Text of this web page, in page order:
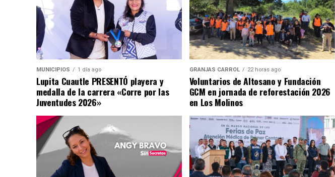
MUNICIPIOS 1 día ago
Lupita Cuautle PRESENTÓ playera y
medalla de la carrera «Corre por las
Juventudes 2026»
GRANJAS CARROL 22 horas ago
Voluntarios de Altosano y Fundación
GCM en jornada de reforestación 2026
en Los Molinos